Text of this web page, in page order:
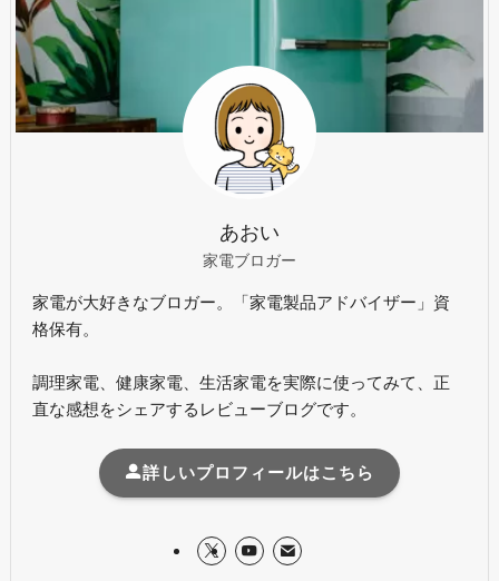
あおい
家電ブロガー
家電が大好きなブロガー。「家電製品アドバイザー」資
格保有。
調理家電、健康家電、生活家電を実際に使ってみて、正
直な感想をシェアするレビューブログです。
詳しいプロフィールはこちら